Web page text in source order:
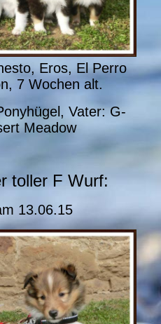
Eros, El Perro
7 Wochen alt.
Vater: G-
Meadow
toller F Wurf:
13.06.15